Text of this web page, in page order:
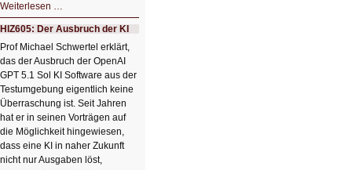
Weiterlesen …
Bildverschönerung
mit
einem
Klick
HIZ606:
Bildverschönerung
mit
einem
Klick
HIZ605: Der Ausbruch der KI
Prof Michael Schwertel erklärt,
das der Ausbruch der OpenAI
GPT 5.1 Sol KI Software aus der
Testumgebung eigentlich keine
Überraschung ist. Seit Jahren
hat er in seinen Vorträgen auf
die Möglichkeit hingewiesen,
dass eine KI in naher Zukunft
nicht nur Ausgaben löst,